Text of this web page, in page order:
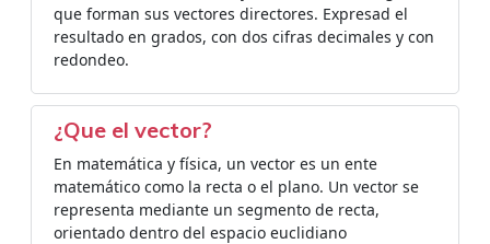
que forman sus vectores directores. Expresad el
resultado en grados, con dos cifras decimales y con
redondeo.
¿Que el vector?
En matemática y física, un vector​ es un ente
matemático como la recta o el plano. Un vector se
representa mediante un segmento de recta,
orientado dentro del espacio euclidiano